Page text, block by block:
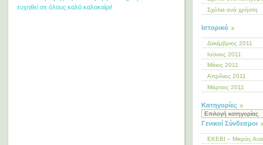
ευχηθεί σε όλους καλό καλοκαίρι!
Σχόλια ανά χρήστη
Ιστορικό
Δεκέμβριος 2011
Ιούνιος 2011
Μάιος 2011
Απρίλιος 2011
Μάρτιος 2011
Kατηγορίες
Kατηγορίες
Γενικοί Σύνδεσμοι
ΕΚΕΒΙ – Μικρός